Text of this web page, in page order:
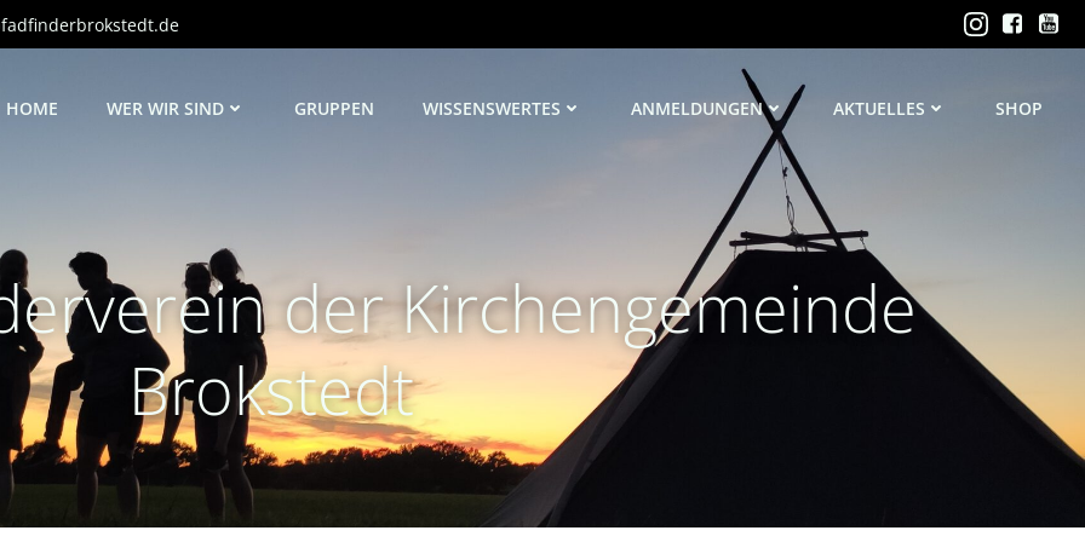
HOME WER WIR SIND GRUPPEN WISSENSWERTES ANMELDUNGEN AKTUELLES SHOP
der Kirchengemeinde
Brokstedt